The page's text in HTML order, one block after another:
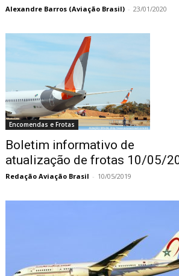
Alexandre Barros (Aviação Brasil) - 23/01/2020
Encomendas e Frotas
Boletim informativo de
atualização de frotas 10/05/
Redação Aviação Brasil - 10/05/2019